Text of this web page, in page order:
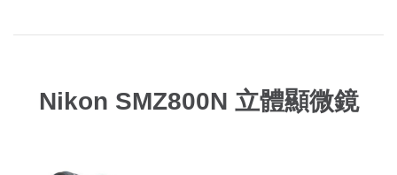
Nikon SMZ800N 立體顯微鏡